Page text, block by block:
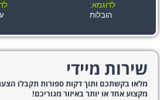
לדוגמא:
הובלות
שירות מיידי
מלאו בקשתכם ותוך דקות ספורות תקבלו
מקצוע אחד או יותר באיזור מגוריכם!